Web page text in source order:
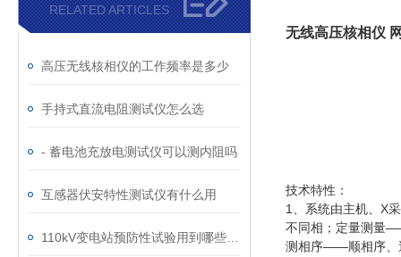
RELATED ARTICLES
高压无线核相仪的工作频率是多少
手持式直流电阻测试仪怎么选
- 蓄电池充放电测试仪可以测内阻吗
互感器伏安特性测试仪有什么用
无线高压核相仪
技术特性：
1、系统由主机、X
不同相；定量测量
测相序——顺相序、